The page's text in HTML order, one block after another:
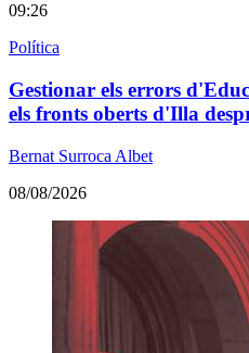
09:26
Política
Gestionar els errors
els fronts oberts d'Illa
Bernat Surroca Albet
08/08/2026